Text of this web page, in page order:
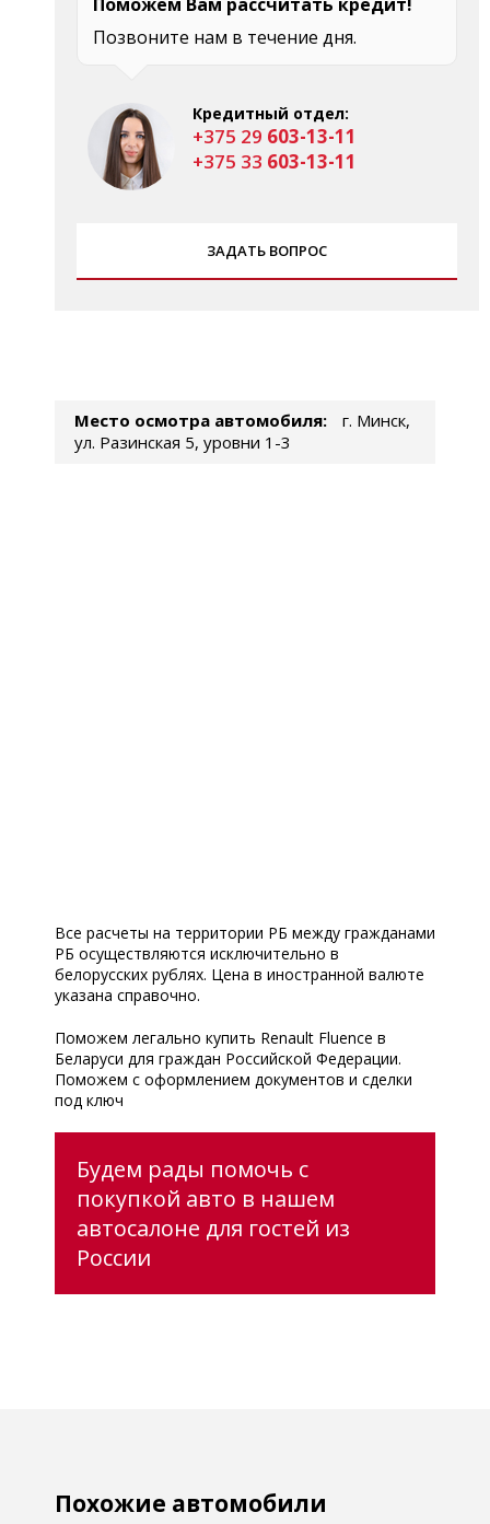
Позвоните нам в течение дня.
Кредитный отдел:
+375 29 603-13-11
+375 33 603-13-11
ЗАДАТЬ ВОПРОС
Место осмотра автомобиля:
г. Минск,
ул. Разинская 5, уровни 1-3
Все расчеты на территории РБ между гражданами
РБ осуществляются исключительно в
белорусских рублях. Цена в иностранной валюте
указана справочно.
Поможем легально купить Renault Fluence в
Беларуси для граждан Российской Федерации.
Поможем с оформлением документов и сделки
под ключ
Будем рады помочь с
покупкой авто в нашем
автосалоне для гостей из
России
Похожие автомобили